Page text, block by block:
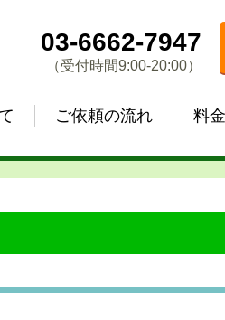
03-6662-7947
（受付時間9:00-20:00）
ご依頼の流れ 料